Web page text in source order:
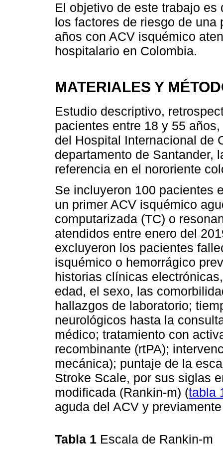
El objetivo de este trabajo
los factores de riesgo de
años con ACV isquémico
hospitalario en Colombia.
MATERIALES Y
Estudio descriptivo,
pacientes entre 18 y 55
del Hospital Internacional de
departamento de Santander,
referencia en el nororiente
Se incluyeron 100 pacientes
un primer ACV isquémico
computarizada (TC) o
atendidos entre enero del
excluyeron los pacientes
isquémico o hemorrágico
historias clínicas
edad, el sexo, las
hallazgos de laboratorio;
neurológicos hasta la
médico; tratamiento con
recombinante (rtPA);
mecánica); puntaje de la
Stroke Scale, por sus siglas
modificada (Rankin-m) (tabla
aguda del ACV y
Tabla 1 Escala de Rankin-m